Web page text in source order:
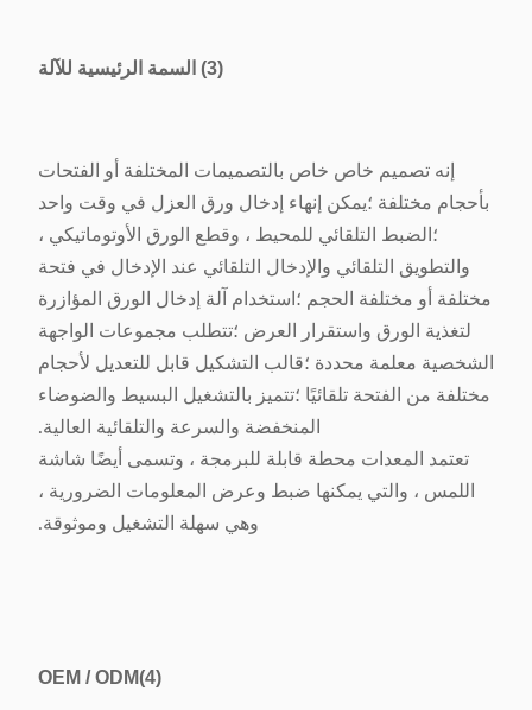
(3) السمة الرئيسية للآلة
إنه تصميم خاص خاص بالتصميمات المختلفة أو الفتحات
بأحجام مختلفة ؛يمكن إنهاء إدخال ورق العزل في وقت واحد
؛الضبط التلقائي للمحيط ، وقطع الورق الأوتوماتيكي ،
والتطويق التلقائي والإدخال التلقائي عند الإدخال في فتحة
مختلفة أو مختلفة الحجم ؛استخدام آلة إدخال الورق المؤازرة
لتغذية الورق واستقرار العرض ؛تتطلب مجموعات الواجهة
الشخصية معلمة محددة ؛قالب التشكيل قابل للتعديل لأحجام
مختلفة من الفتحة تلقائيًا ؛تتميز بالتشغيل البسيط والضوضاء
المنخفضة والسرعة والتلقائية العالية.
تعتمد المعدات محطة قابلة للبرمجة ، وتسمى أيضًا شاشة
اللمس ، والتي يمكنها ضبط وعرض المعلومات الضرورية ،
وهي سهلة التشغيل وموثوقة.
(4)
OEM / ODM